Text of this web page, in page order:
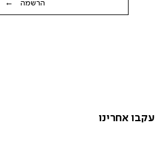
עקבו אחרינו
הרשמה ←